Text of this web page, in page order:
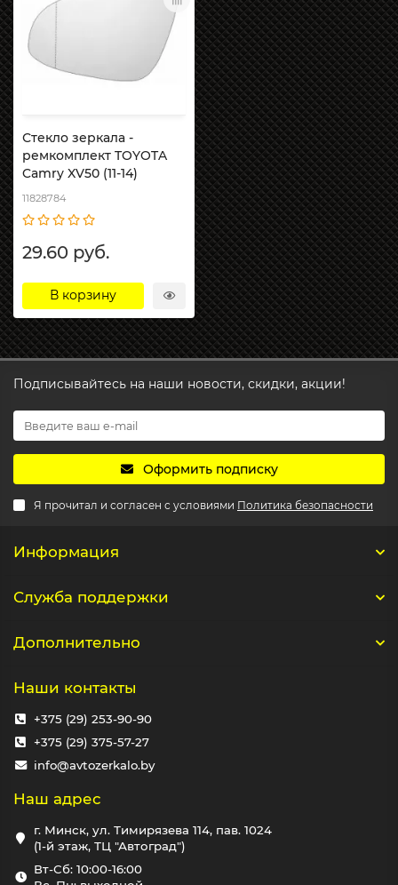
Стекло зеркала -
ремкомплект TOYOTA
Camry XV50 (11-14)
11828784
29.60 руб.
В корзину
Подписывайтесь на наши новости, скидки, акции!
Оформить подписку
Я прочитал и согласен с условиями Политика безопасности
Информация
Служба поддержки
Дополнительно
Наши контакты
+375 (29) 253-90-90
+375 (29) 375-57-27
info@avtozerkalo.by
Наш адрес
г. Минск, ул. Тимирязева 114, пав. 1024
(1-й этаж, ТЦ "Автоград")
Вт-Сб: 10:00-16:00